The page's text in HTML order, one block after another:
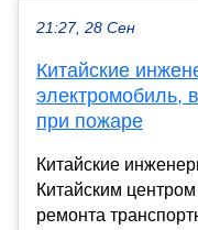
21:27, 28 Сен
Китайские
электромобиль,
при пожаре
Китайские
Китайским
ремонта